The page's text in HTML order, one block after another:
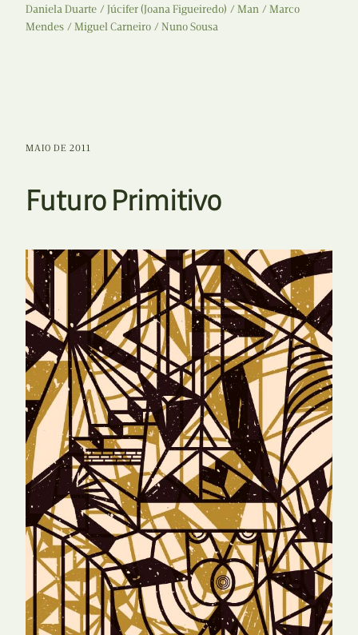
Daniela Duarte
Júcifer (Joana Figueiredo) Man
Marco
Mendes
Miguel Carneiro Nuno Sousa
MAIO DE 2011
Futuro Primitivo